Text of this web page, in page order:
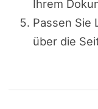
Ihrem
Passen Sie
über die